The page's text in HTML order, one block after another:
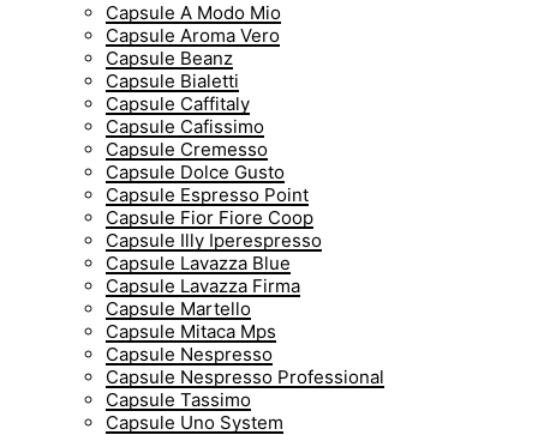
Capsule A Modo Mio
Capsule Aroma Vero
Capsule Beanz
Capsule Bialetti
Capsule Caffitaly
Capsule Cafissimo
Capsule Cremesso
Capsule Dolce Gusto
Capsule Espresso Point
Capsule Fior Fiore Coop
Capsule Illy Iperespresso
Capsule Lavazza Blue
Capsule Lavazza Firma
Capsule Martello
Capsule Mitaca Mps
Capsule Nespresso
Capsule Nespresso Professional
Capsule Tassimo
Capsule Uno System